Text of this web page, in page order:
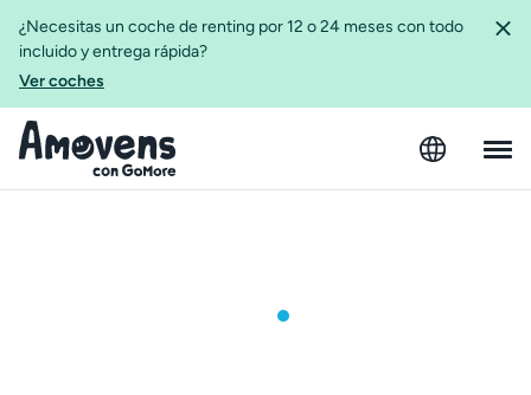
¿Necesitas un coche de renting por 12 o 24 meses con todo
incluido y entrega rápida?
Ver coches